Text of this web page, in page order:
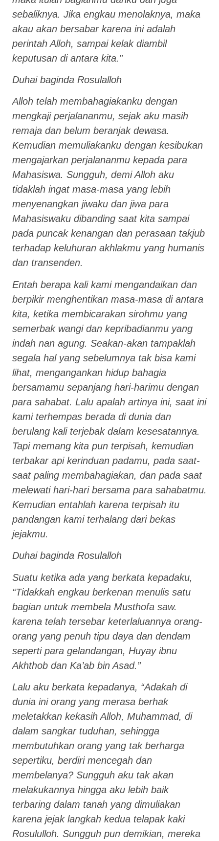
sebaliknya. Jika engkau menolaknya, maka
akau akan bersabar karena ini adalah
perintah Alloh, sampai kelak diambil
keputusan di antara kita.”
Duhai baginda Rosulalloh
Alloh telah membahagiakanku dengan
mengkaji perjalananmu, sejak aku masih
remaja dan belum beranjak dewasa.
Kemudian memuliakanku dengan kesibukan
mengajarkan perjalananmu kepada para
Mahasiswa. Sungguh, demi Alloh aku
tidaklah ingat masa-masa yang lebih
menyenangkan jiwaku dan jiwa para
Mahasiswaku dibanding saat kita sampai
pada puncak kenangan dan perasaan takjub
terhadap keluhuran akhlakmu yang humanis
dan transenden.
Entah berapa kali kami mengandaikan dan
berpikir menghentikan masa-masa di antara
kita, ketika membicarakan sirohmu yang
semerbak wangi dan kepribadianmu yang
indah nan agung. Seakan-akan tampaklah
segala hal yang sebelumnya tak bisa kami
lihat, mengangankan hidup bahagia
bersamamu sepanjang hari-harimu dengan
para sahabat. Lalu apalah artinya ini, saat ini
kami terhempas berada di dunia dan
berulang kali terjebak dalam kesesatannya.
Tapi memang kita pun terpisah, kemudian
terbakar api kerinduan padamu, pada saat-
saat paling membahagiakan, dan pada saat
melewati hari-hari bersama para sahabatmu.
Kemudian entahlah karena terpisah itu
pandangan kami terhalang dari bekas
jejakmu.
Duhai baginda Rosulalloh
Suatu ketika ada yang berkata kepadaku,
“Tidakkah engkau berkenan menulis satu
bagian untuk membela Musthofa saw.
karena telah tersebar keterlaluannya orang-
orang yang penuh tipu daya dan dendam
seperti para gelandangan, Huyay ibnu
Akhthob dan Ka’ab bin Asad.”
Lalu aku berkata kepadanya, “Adakah di
dunia ini orang yang merasa berhak
meletakkan kekasih Alloh, Muhammad, di
dalam sangkar tuduhan, sehingga
membutuhkan orang yang tak berharga
sepertiku, berdiri mencegah dan
membelanya? Sungguh aku tak akan
melakukannya hingga aku lebih baik
terbaring dalam tanah yang dimuliakan
karena jejak langkah kedua telapak kaki
Rosululloh. Sungguh pun demikian, mereka